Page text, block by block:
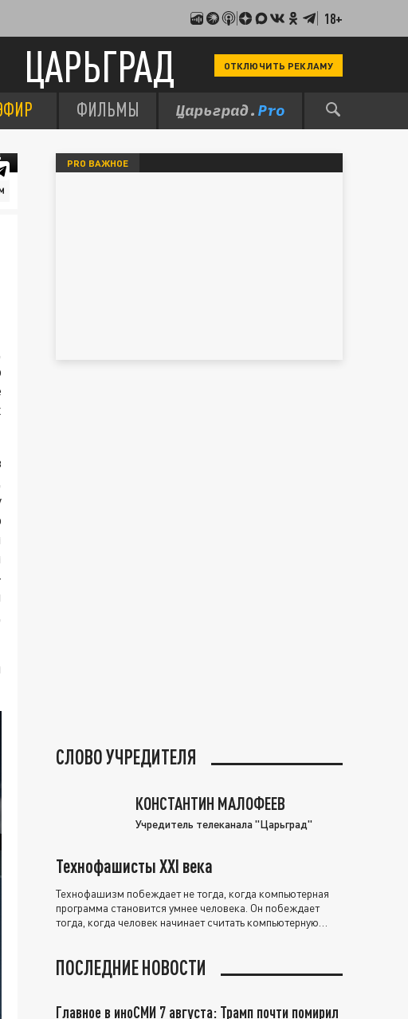
18+
ЦАРЬГРАД ОТКЛЮЧИТЬ РЕКЛАМУ
ФИЛЬМЫ
PRO ВАЖНОЕ
СЛОВО УЧРЕДИТЕЛЯ
КОНСТАНТИН МАЛОФЕЕВ
Учредитель телеканала "Царьград"
Технофашисты XXI века
Технофашизм побеждает не тогда, когда компьютерная
программа становится умнее человека. Он побеждает
тогда, когда человек начинает считать компьютерную
ПОСЛЕДНИЕ НОВОСТИ
Главное в иноСМИ 7 августа: Трамп почти помирил